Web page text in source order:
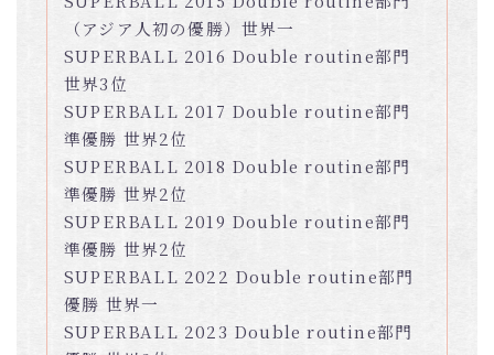
（アジア人初の優勝）世界一
SUPERBALL 2016 Double routine部門
世界3位
SUPERBALL 2017 Double routine部門
準優勝 世界2位
SUPERBALL 2018 Double routine部門
準優勝 世界2位
SUPERBALL 2019 Double routine部門
準優勝 世界2位
SUPERBALL 2022 Double routine部門
優勝 世界一
SUPERBALL 2023 Double routine部門